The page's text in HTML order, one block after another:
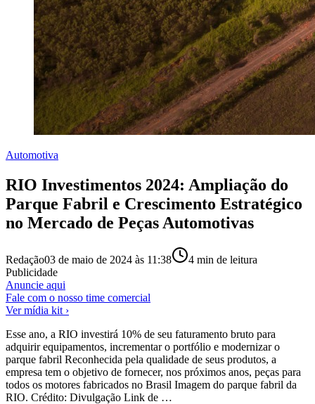
Automotiva
RIO Investimentos 2024: Ampliação do
Parque Fabril e Crescimento Estratégico
no Mercado de Peças Automotivas
Redação03 de maio de 2024 às 11:38 4 min de leitura
Publicidade
Anuncie aqui
Fale com o nosso time comercial
Ver mídia kit ›
Esse ano, a RIO investirá 10% de seu faturamento bruto para
adquirir equipamentos, incrementar o portfólio e modernizar o
parque fabril Reconhecida pela qualidade de seus produtos, a
empresa tem o objetivo de fornecer, nos próximos anos, peças para
todos os motores fabricados no Brasil Imagem do parque fabril da
RIO. Crédito: Divulgação Link de …